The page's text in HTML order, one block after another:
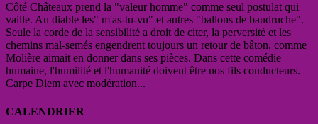
Côté Châteaux prend la "valeur homme" comme seul postulat qui
vaille. Au diable les" m'as-tu-vu" et autres "ballons de baudruche".
Seule la corde de la sensibilité a droit de citer, la perversité et les
chemins mal-semés engendrent toujours un retour de bâton, comme
Molière aimait en donner dans ses pièces. Dans cette comédie
humaine, l'humilité et l'humanité doivent être nos fils conducteurs.
Carpe Diem avec modération...
CALENDRIER